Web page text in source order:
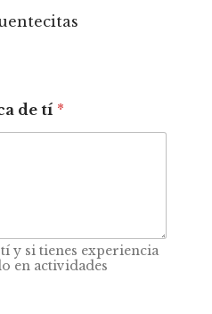
de tí *
y si tienes experiencia
en actividades